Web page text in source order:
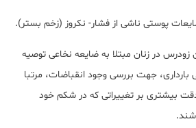
پوستی ناشی از فشار- نکروز (زخم بستر).
زودرس در زنان مبتلا به ضایعه نخاعی توصیه
جهت بررسی وجود انقباضات، مرتبا
بیشتری بر تغییراتی که در شکم خود